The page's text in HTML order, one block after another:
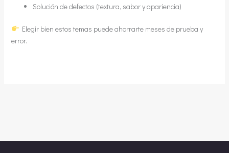
Solución de defectos (textura, sabor y apariencia)
Elegir bien estos temas puede ahorrarte meses de prueba y
error.